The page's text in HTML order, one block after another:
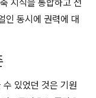
지식을 통합하고 전
인 동시에 권력에 대
있었던 것은 기원